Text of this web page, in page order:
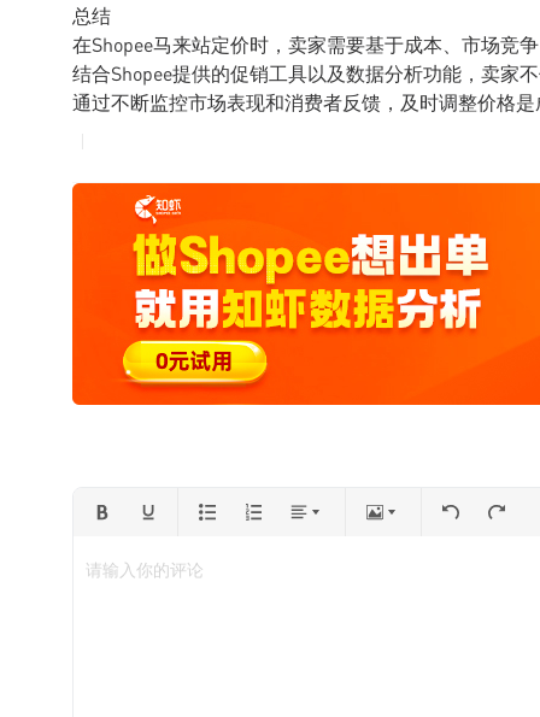
总结
在Shopee马来站定价时，卖家需要基于成本、市场竞
结合Shopee提供的促销工具以及数据分析功能，卖家
通过不断监控市场表现和消费者反馈，及时调整价格
请输入你的评论